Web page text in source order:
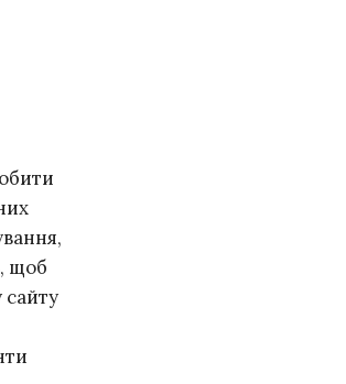
щоб
сайту